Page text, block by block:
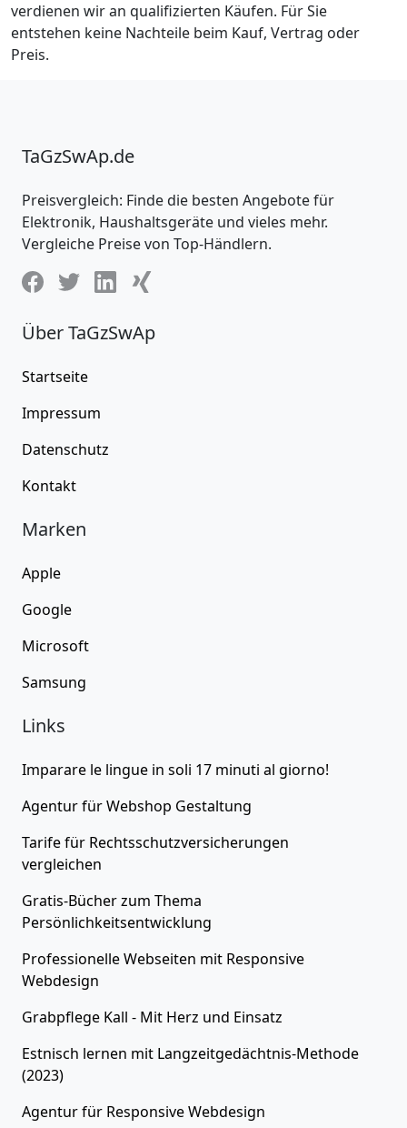
verdienen wir an qualifizierten Käufen. Für Sie
entstehen keine Nachteile beim Kauf, Vertrag oder
Preis.
TaGzSwAp.de
Preisvergleich: Finde die besten Angebote für
Elektronik, Haushaltsgeräte und vieles mehr.
Vergleiche Preise von Top-Händlern.
Über TaGzSwAp
Startseite
Impressum
Datenschutz
Kontakt
Marken
Apple
Google
Microsoft
Samsung
Links
Imparare le lingue in soli 17 minuti al giorno!
Agentur fürWebshop Gestaltung
Tarife für Rechtsschutzversicherungen
vergleichen
Gratis-Bücher zum Thema
Persönlichkeitsentwicklung
Professionelle Webseiten mit Responsive
Webdesign
Grabpflege Kall - Mit Herz und Einsatz
Estnisch lernen mit Langzeitgedächtnis-Methode
(2023)
Agentur für Responsive Webdesign